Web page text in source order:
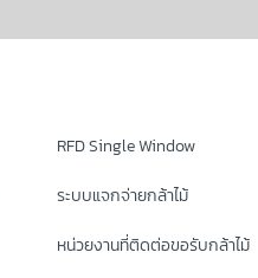
RFD Single Window
ระบบแจกจ่ายกล้าไม้
หน่วยงานที่ติดต่อขอรับกล้าไม้